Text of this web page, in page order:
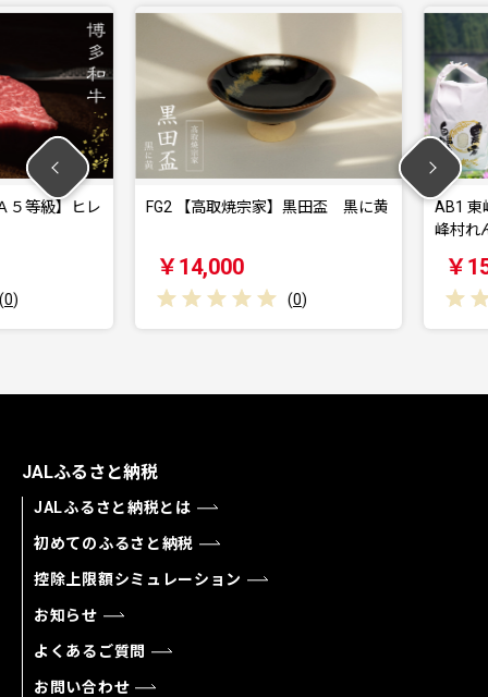
級】ヒレ FG2 【高取焼宗家】黒田盃 黒に黄
￥14,000
( 0
AB1 東峰
峰村れん
￥
JALふるさと納税
JALふるさと納税とは
初めてのふるさと納税
控除上限額シミュレーション
お知らせ
よくあるご質問
お問い合わせ